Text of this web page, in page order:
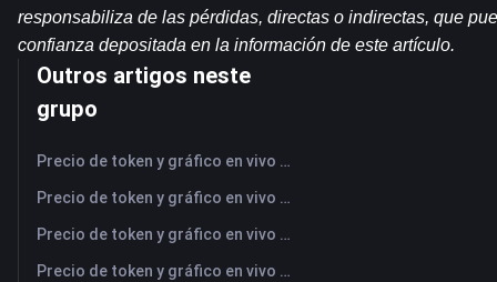
responsabiliza de las pérdidas, directas o indirectas, que
confianza depositada en la información de este artículo.
Outros artigos neste
grupo
Precio de token y gráfico en vivo más reciente de NFLX (Netflix)
Precio de token y gráfico en vivo más reciente de UBER (Uber)
Precio de token y gráfico en vivo más reciente de AMD (Advanced Micro Devices)
Precio de token y gráfico en vivo más reciente de SAMSUNG (Samsung Electronics Co., Ltd)